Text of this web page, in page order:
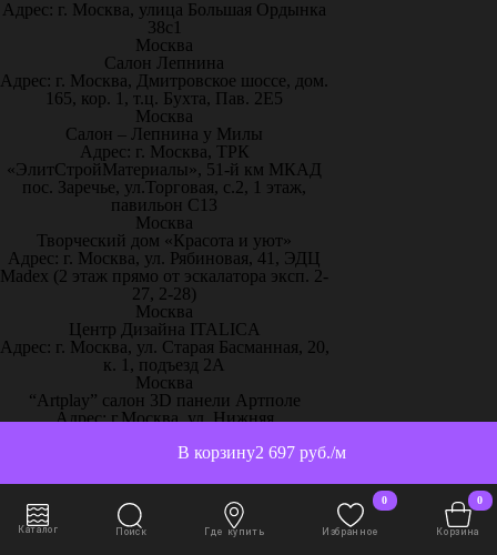
2 697 руб./м
В корзину
Адрес: г. Москва, улица Большая Ордынка
38с1
Москва
Салон Лепнина
Адрес: г. Москва, Дмитровское шоссе, дом.
165, кор. 1, т.ц. Бухта, Пав. 2Е5
Москва
Салон – Лепнина у Милы
Адрес: г. Москва, ТРК
«ЭлитСтройМатериалы», 51-й км МКАД
пос. Заречье, ул.Торговая, с.2, 1 этаж,
павильон С13
Москва
Творческий дом «Красота и уют»
Адрес: г. Москва, ул. Рябиновая, 41, ЭДЦ
Madex (2 этаж прямо от эскалатора эксп. 2-
27, 2-28)
Москва
Центр Дизайна ITALICA
Адрес: г. Москва, ул. Старая Басманная, 20,
к. 1, подъезд 2А
Москва
“Artplay” салон 3D панели Артполе
Адрес: г.Москва, ул. Нижняя
Москва
Адрес: г. Москва, 65 км МКАД, дом
выставочный 18/11
Москва
“Декор-Интерьер” ТЦ «Family Room»
Каталог Поиск Где купить
0
Избранное
0
Корзина